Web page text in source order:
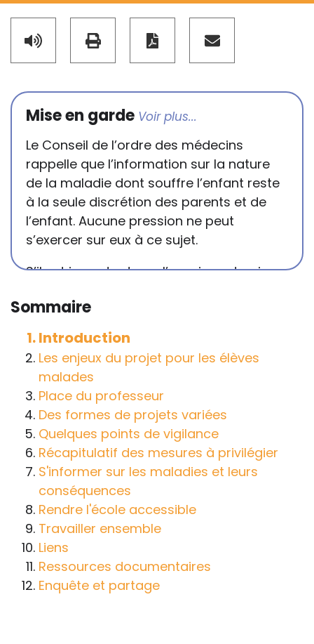
Mise en garde
Le Conseil de l’ordre des médecins
rappelle que l’information sur la nature
de la maladie dont souffre l’enfant reste
à la seule discrétion des parents et de
l’enfant. Aucune pression ne peut
s’exercer sur eux à ce sujet.
S’il est important que l’enseignant puisse
conséquences de la maladie ou du
handicap sur les apprentissages, cela ne
passe pas forcément pas l’exposé du
diagnostic en tant que tel.
Cette information doit être adaptée par
chacun, dans le respect de l’individu en
particulier, enfant et adulte, et prendre en
compte la variabilité d’une même
maladie ou handicap selon chaque
enfant.
La consultation d’informations sur un site
web n’exonère personne de ses
responsabilités professionnelles, civiles
et pénales. Les personnes qui
Sommaire
Introduction
Les enjeux du projet pour les élèves
malades
Place du professeur
Des formes de projets variées
Quelques points de vigilance
Récapitulatif des mesures à privilégier
S'informer sur les maladies et leurs
conséquences
Rendre l'école accessible
Travailler ensemble
Liens
Ressources documentaires
Enquête et partage